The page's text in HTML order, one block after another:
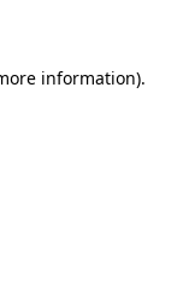
information).